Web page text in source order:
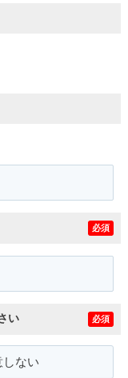
必須
い 必須
しない